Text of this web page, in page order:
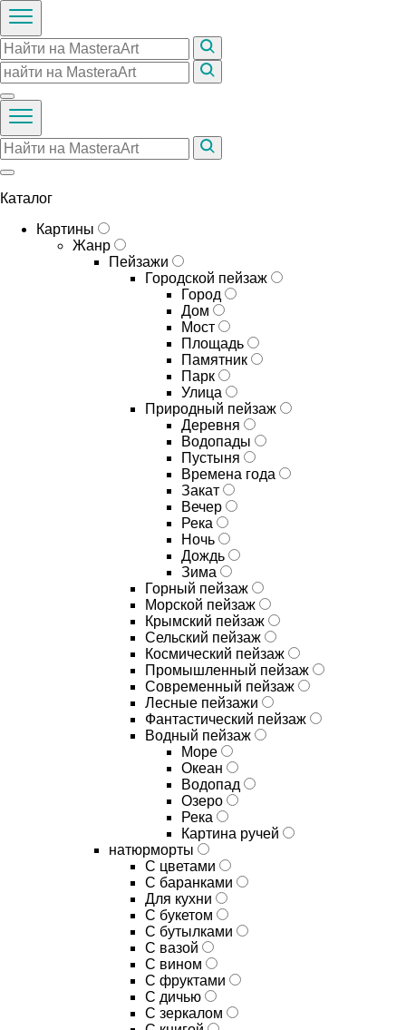
Каталог
Картины
Жанр
Пейзажи
Городской пейзаж
Город
Дом
Мост
Площадь
Памятник
Парк
Улица
Природный пейзаж
Деревня
Водопады
Пустыня
Времена года
Закат
Вечер
Река
Ночь
Дождь
Зима
Горный пейзаж
Морской пейзаж
Крымский пейзаж
Сельский пейзаж
Космический пейзаж
Промышленный пейзаж
Современный пейзаж
Лесные пейзажи
Фантастический пейзаж
Водный пейзаж
Море
Океан
Водопад
Озеро
Река
Картина ручей
натюрморты
С цветами
С баранками
Для кухни
C букетом
C бутылками
C вазой
C вином
C фруктами
C дичью
C зеркалом